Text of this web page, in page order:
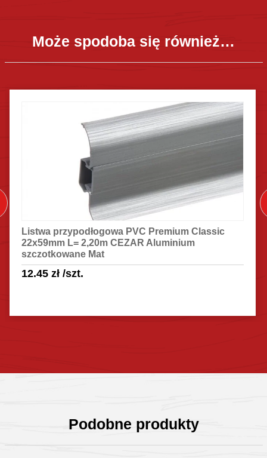
Może spodoba się również…
Listwa przypodłogowa PVC Premium Classic
22x59mm L= 2,20m CEZAR Aluminium
szczotkowane Mat
12.45zł /szt.
Podobne produkty